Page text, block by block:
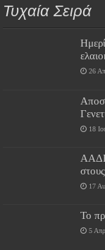
Τυχαία Σειρά
26
18
17
Το
5